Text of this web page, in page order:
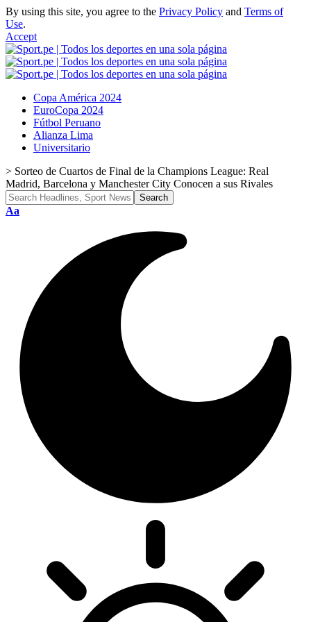
By using this site, you agree to the Privacy Policy and Terms of
Use.
Accept
Copa América 2024
EuroCopa 2024
Fútbol Peruano
Alianza Lima
Universitario
> Sorteo de Cuartos de Final de la Champions League: Real
Madrid, Barcelona y Manchester City Conocen a sus Rivales
Font
Aa